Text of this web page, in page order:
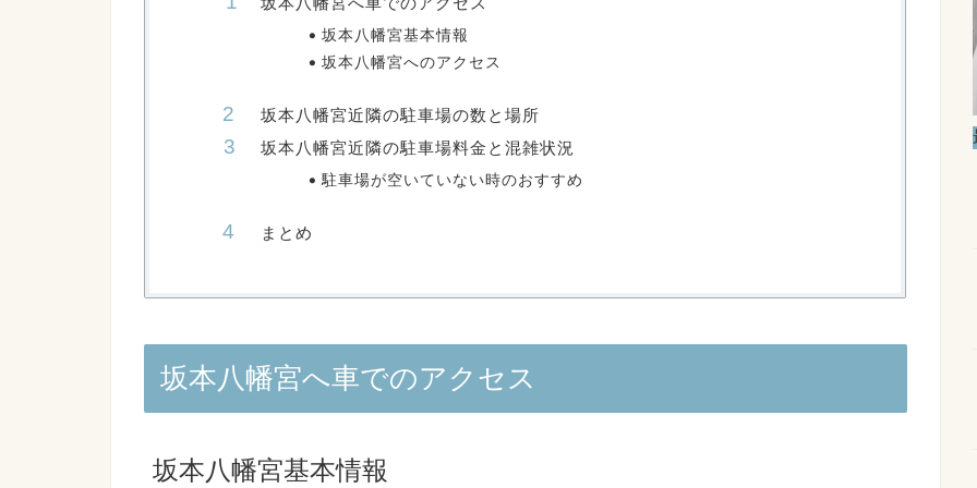
坂本八幡宮基本情報
坂本八幡宮へのアクセス
坂本八幡宮近隣の駐車場の数と場所
坂本八幡宮近隣の駐車場料金と混雑状況
駐車場が空いていない時のおすすめ
まとめ
坂本八幡宮へ車でのアクセス
坂本八幡宮基本情報